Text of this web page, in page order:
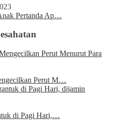
Pertanda Ap…
Perut M…
di Pagi Hari,…